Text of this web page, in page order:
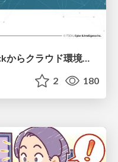
Software Supply Chain Attackからクラウド環境を守るためにできること
2 180